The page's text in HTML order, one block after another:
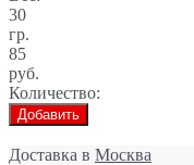
30
гр.
85
руб.
Количество:
Добавить
Доставка в Москва